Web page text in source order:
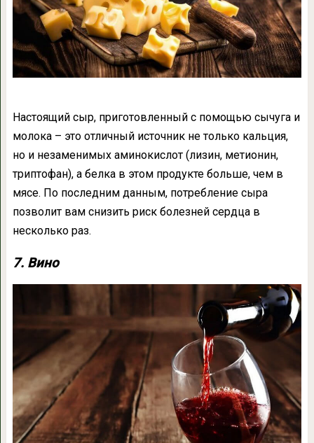
Настоящий сыр, приготовленный с помощью сычуга и
молока – это отличный источник не только кальция,
но и незаменимых аминокислот (лизин, метионин,
триптофан), а белка в этом продукте больше, чем в
мясе. По последним данным, потребление сыра
позволит вам снизить риск болезней сердца в
несколько раз.
7. Вино